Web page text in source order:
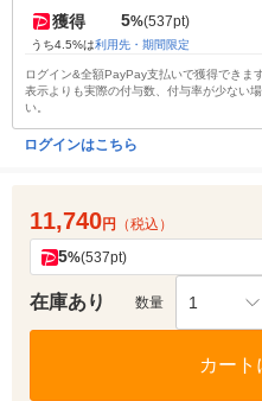
獲得 5%(537pt)
うち4.5%は利用先・期間限定
ログイン&全額PayPay支払いで獲得できま
表示よりも実際の付与数、付与率が少ない
い。
ログインはこちら
11,740円 （税込）
5%(537pt)
在庫あり 数量 1
カート